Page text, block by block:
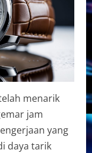
menarik
jam
yang
daya tarik